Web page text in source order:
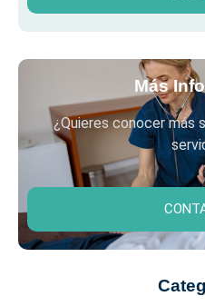
Más
¿Quieres conocer más